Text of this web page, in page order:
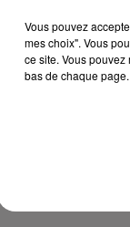
Vous pouvez
mes choix". Vous
ce site. Vous
bas de chaque page.